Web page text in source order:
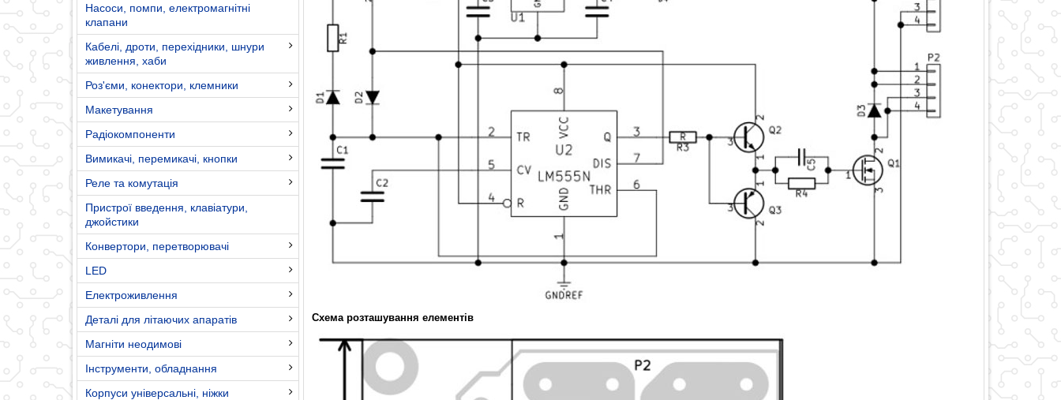
Насоси, помпи, електромагнітні
клапани
Кабелі, дроти, перехідники, шнури
живлення, хаби
Роз'єми, конектори, клемники
Макетування
Радіокомпоненти
Вимикачі, перемикачі, кнопки
Реле та комутація
Пристрої введення, клавіатури,
джойстики
Конвертори, перетворювачі
LED
Електроживлення
Деталі для літаючих апаратів
Магніти неодимові
Інструменти, обладнання
Корпуси універсальні, ніжки
Схема розташування елементів